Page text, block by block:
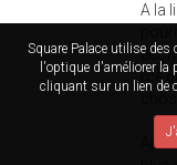
Square Palace utilise
l'optique d'améliorer la
cliquant sur un lien de
A la
(ce